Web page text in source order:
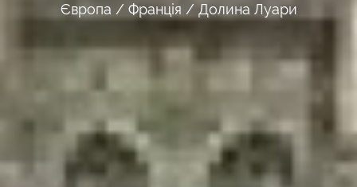
Європа Франція Долина Луари